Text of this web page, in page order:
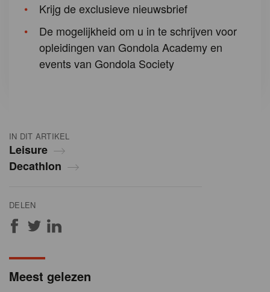
IN DIT ARTIKEL
Leisure
Decathlon
DELEN
Krijg de exclusieve nieuwsbrief
De mogelijkheid om u in te schrijven voor
opleidingen van Gondola Academy en
events van Gondola Society
Meest gelezen